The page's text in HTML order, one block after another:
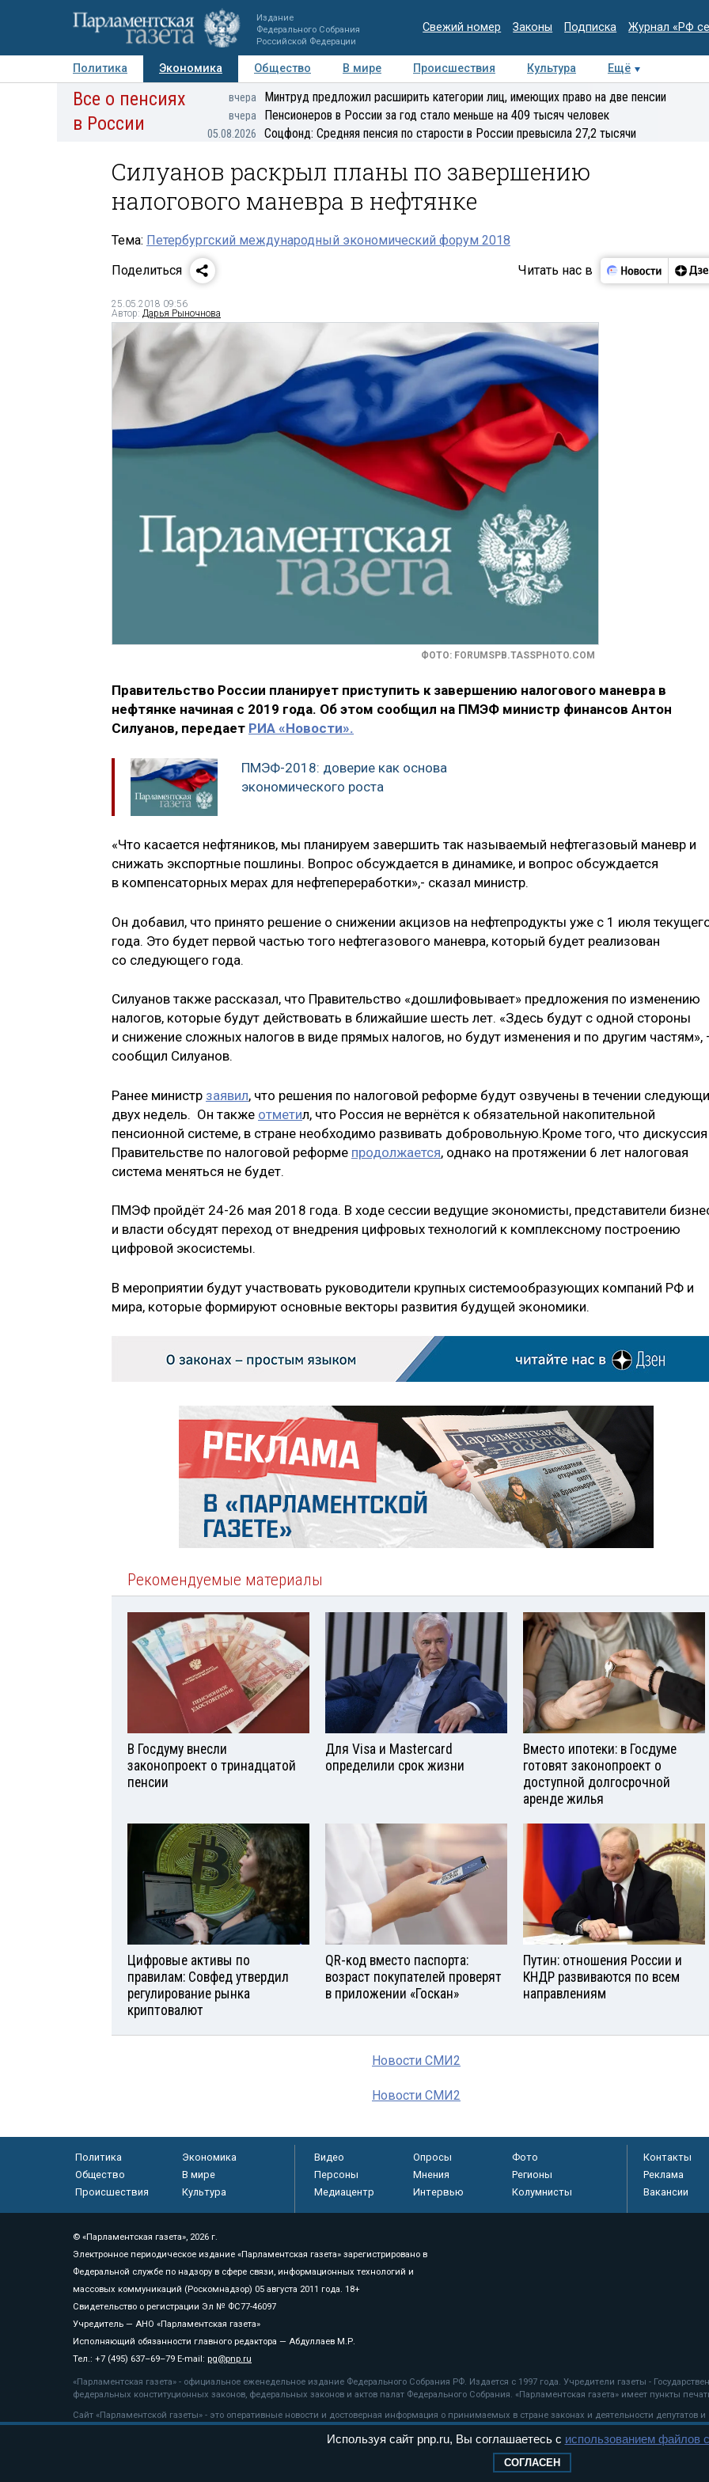
Издание
Федерального Собрания
Российской Федерации
Свежий номер Законы Подписка Журнал «РФ
Политика Экономика Общество В мире Происшествия Культура
Ещё
Авторы Персоны Мнения Регионы Медиацентр Интервью Колумнисты
Все о пенсиях
в России
вчера Минтруд предложил расширить категории лиц, имеющих право на две пенсии
вчера Пенсионеров в России за год стало меньше на 409 тысяч человек
05.08.2026 Соцфонд: Средняя пенсия по старости в России превысила 27,2 тысячи
Силуанов раскрыл планы по завершению
налогового маневра в нефтянке
Тема: Петербургский международный экономический форум 2018
Поделиться
Читать нас в
25.05.2018 09:56
Автор: Дарья Рыночнова
ФОТО: FORUMSPB.TASSPHOTO.COM
Правительство России планирует приступить к завершению налогового маневра в
нефтянке начиная с 2019 года. Об этом сообщил на ПМЭФ министр финансов Антон
Силуанов, передает РИА «Новости».
ПМЭФ-2018: доверие как основа
экономического роста
«Что касается нефтяников, мы планируем завершить так называемый нефтегазовый маневр и
снижать экспортные пошлины. Вопрос обсуждается в динамике, и вопрос обсуждается
в компенсаторных мерах для нефтепереработки»,- сказал министр.
Он добавил, что принято решение о снижении акцизов на нефтепродукты уже с 1 июля
года. Это будет первой частью того нефтегазового маневра, который будет реализован
со следующего года.
Силуанов также рассказал, что Правительство «дошлифовывает» предложения по изменению
налогов, которые будут действовать в ближайшие шесть лет. «Здесь будут с одной стороны
и снижение сложных налогов в виде прямых налогов, но будут изменения и по другим частям»,
сообщил Силуанов.
Ранее министр заявил, что решения по налоговой реформе будут озвучены в течении
двух недель. Он также отметил, что Россия не вернётся к обязательной накопительной
пенсионной системе, в стране необходимо развивать добровольную.Кроме того, что
Правительстве по налоговой реформе продолжается, однако на протяжении 6 лет налоговая
система меняться не будет.
ПМЭФ пройдёт 24-26 мая 2018 года. В ходе сессии ведущие экономисты, представители
и власти обсудят переход от внедрения цифровых технологий к комплексному построению
цифровой экосистемы.
В мероприятии будут участвовать руководители крупных системообразующих компаний РФ и
мира, которые формируют основные векторы развития будущей экономики.
Рекомендуемые материалы
В Госдуму внесли
законопроект о тринадцатой
пенсии
Для Visа и Mastercard
определили срок жизни
Вместо ипотеки: в Госдуме
готовят законопроект о
доступной долгосрочной
аренде жилья
Цифровые активы по
правилам: Совфед утвердил
регулирование рынка
криптовалют
QR-код вместо паспорта:
возраст покупателей проверят
в приложении «Госкан»
Путин: отношения России и
КНДР развиваются по всем
направлениям
Новости СМИ2
Новости СМИ2
Политика
Экономика
Общество
В мире
Происшествия
Культура
Видео Опросы
Фото
Персоны
Мнения
Регионы
Медиацентр
Интервью Колумнисты
Контакты
Реклама
Вакансии
© «Парламентская газета», 2026 г.
Электронное периодическое издание «Парламентская газета» зарегистрировано в
Федеральной службе по надзору в сфере связи, информационных технологий и
массовых коммуникаций (Роскомнадзор) 05 августа 2011 года. 18+
Свидетельство о регистрации Эл № ФС77-46097
Учредитель — АНО «Парламентская газета»
Исполняющий обязанности главного редактора — Абдуллаев М.Р.
Тел.: +7 (495) 637–69–79 E-mail: pg@pnp.ru
«Парламентская газета» - официальное еженедельное издание Федерального Собрания РФ. Издается с 1997 года. Учредители газеты -
федеральных конституционных законов, федеральных законов и актов палат Федерального Собрания. «Парламентская газета» имеет пункты
Сайт «Парламентской газеты» - это оперативные новости и достоверная информация о принимаемых в стране законах и деятельности депутатов
«Парламентской газеты» активная ссылка на pnp.ru обязательна.
рекомендательные технологии
Используя сайт pnp.ru, Вы соглашаетесь с использованием файлов
СОГЛАСЕН